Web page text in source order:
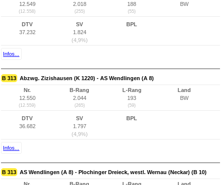
12.549
(12.558)
2.018
(255)
188
(55)
BW
DTV
37.232
SV
1.824
(4,9%)
BPL
Infos...
B 313 Abzwg. Zizishausen (K 1220) - AS Wendlingen (A 8)
Nr.
12.550
(12.559)
B-Rang
2.044
(265)
L-Rang
193
(59)
Land
BW
DTV
36.682
SV
1.797
(4,9%)
BPL
Infos...
B 313 AS Wendlingen (A 8) - Plochinger Dreieck, westl. Wernau (Neckar) (B 10)